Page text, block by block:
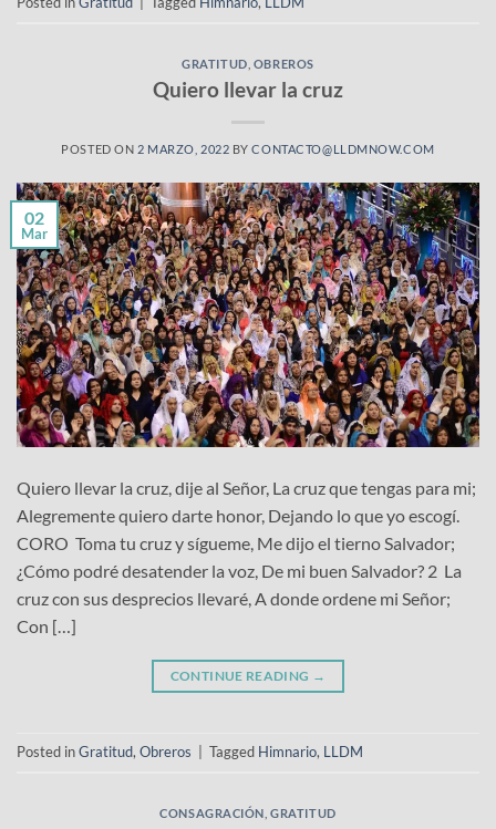
GRATITUD OBREROS
Quiero llevar la cruz
POSTED ON 2 MARZO, 2022 BYCONTACTO@LLDMNOW.COM
02
Mar
Quiero llevar la cruz, dije al Señor, La cruz que tengas para mi;
Alegremente quiero darte honor, Dejando lo que yo escogí.
CORO Toma tu cruz y sígueme, Me dijo el tierno Salvador;
¿Cómo podré desatender la voz, De mi buen Salvador? 2 La
cruz con sus desprecios llevaré, A donde ordene mi Señor;
Con […]
CONTINUE READING →
Posted inGratitud, Obreros Tagged Himnario, LLDM
CONSAGRACIÓN ,GRATITUD